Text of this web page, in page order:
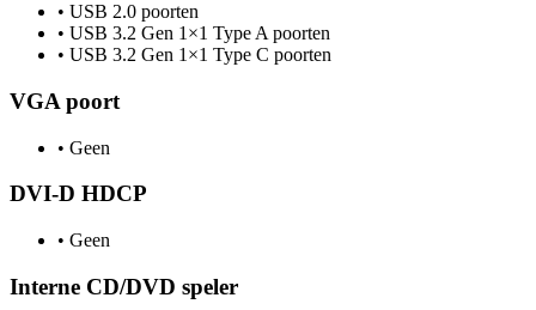
• USB 2.0 poorten
• USB 3.2 Gen 1×1 Type A poorten
• USB 3.2 Gen 1×1 Type C poorten
VGA poort
• Geen
DVI-D HDCP
• Geen
Interne CD/DVD speler